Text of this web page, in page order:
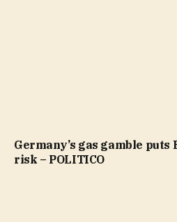
Germany’s gas gamble puts
risk – POLITICO